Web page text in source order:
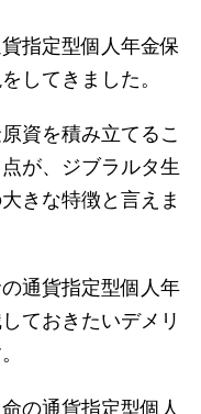
指定型個人年金保
してきました。
資を積み立てるこ
が、ジブラルタ生
きな特徴と言えま
通貨指定型個人年
ておきたいデメリ
の通貨指定型個人